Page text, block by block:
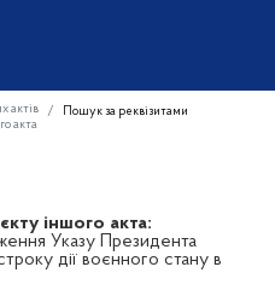
актів
Пошук за реквізитами
акта
іншого акта:
Указу Президента
дії воєнного стану в